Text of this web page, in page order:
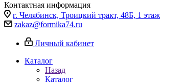
Контактная информация
г. Челябинск, Троицкий тракт, 48Б, 1 этаж
zakaz@formika74.ru
Личный кабинет
Каталог
Назад
Каталог